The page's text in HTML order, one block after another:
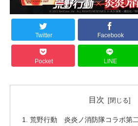
Twitter Facebook
Pocket LINE
目次
荒野行動 炎炎ノ消防隊コラボ第